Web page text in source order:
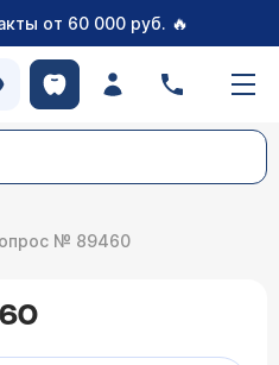
от 60 000 руб. 🔥
№ 89460